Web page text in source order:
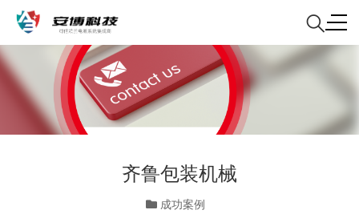
齐鲁包装机械
成功案例